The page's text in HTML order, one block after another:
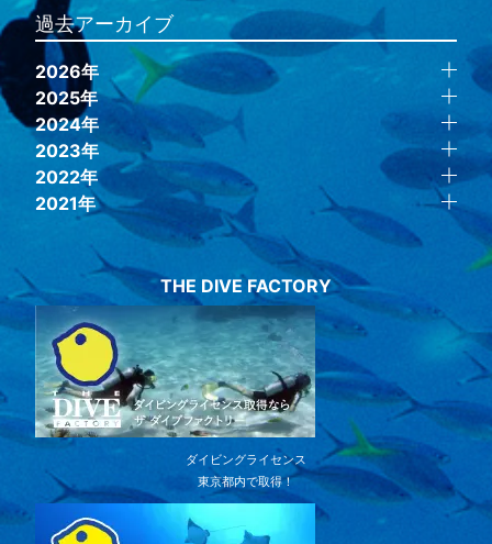
過去アーカイブ
2026年
2025年
2024年
2023年
2022年
2021年
THE DIVE FACTORY
ダイビングライセンス
東京都内で取得！